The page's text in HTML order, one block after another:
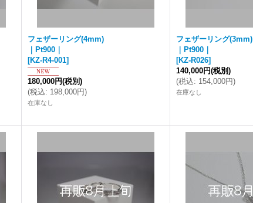
フェザーリング(4mm)
｜Pt900｜
[KZ-R4-001]
180,000円(税別)
(税込: 198,000円)
在庫なし
フェザーリング(3mm)
｜Pt900｜
[KZ-R026]
140,000円(税別)
(税込: 154,000円)
在庫なし